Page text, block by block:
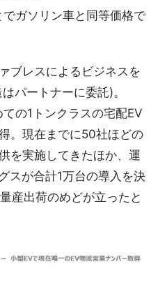
ガソリン車と同等価格で
ブレスによるビジネスを
パートナーに委託)。
の1トンクラスの宅配EV
。現在までに50社ほどの
を実施してきたほか、運
スが合計1万台の導入を決
産出荷のめどが立ったと